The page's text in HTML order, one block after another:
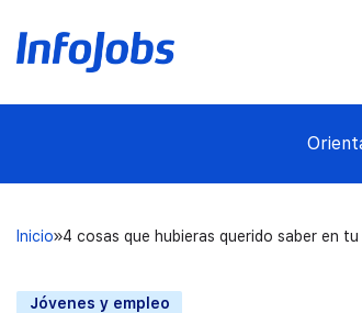
Inicio 4 cosas que hubieras querido saber en tu
Jóvenes y empleo